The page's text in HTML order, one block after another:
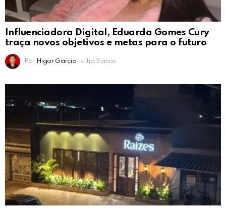
Influenciadora Digital, Eduarda Gomes Cury
traça novos objetivos e metas para o futuro
Por Higor Garcia há 3 anos